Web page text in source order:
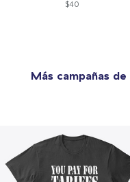
$40
Más campañas de